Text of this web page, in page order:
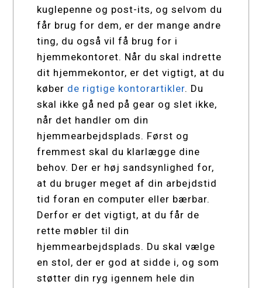
kuglepenne og post-its, og selvom du
får brug for dem, er der mange andre
ting, du også vil få brug for i
hjemmekontoret. Når du skal indrette
dit hjemmekontor, er det vigtigt, at du
køber de rigtige kontorartikler. Du
skal ikke gå ned på gear og slet ikke,
når det handler om din
hjemmearbejdsplads. Først og
fremmest skal du klarlægge dine
behov. Der er høj sandsynlighed for,
at du bruger meget af din arbejdstid
tid foran en computer eller bærbar.
Derfor er det vigtigt, at du får de
rette møbler til din
hjemmearbejdsplads. Du skal vælge
en stol, der er god at sidde i, og som
støtter din ryg igennem hele din